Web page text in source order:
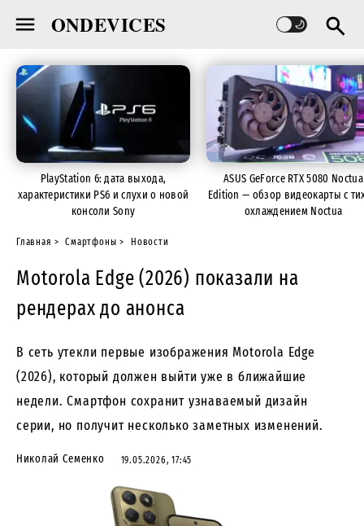
ONDEVICES
PlayStation 6: дата выхода,
характеристики PS6 и слухи о новой
консоли Sony
ASUS GeForce RTX 5080 Noctua
Edition — обзор видеокарты с
охлаждением Noctua
Главная Смартфоны Новости
Motorola Edge (2026) показали на
рендерах до анонса
В сеть утекли первые изображения Motorola Edge
(2026), который должен выйти уже в ближайшие
недели. Смартфон сохранит узнаваемый дизайн
серии, но получит несколько заметных изменений.
Николай Семенко 19.05.2026, 17:45